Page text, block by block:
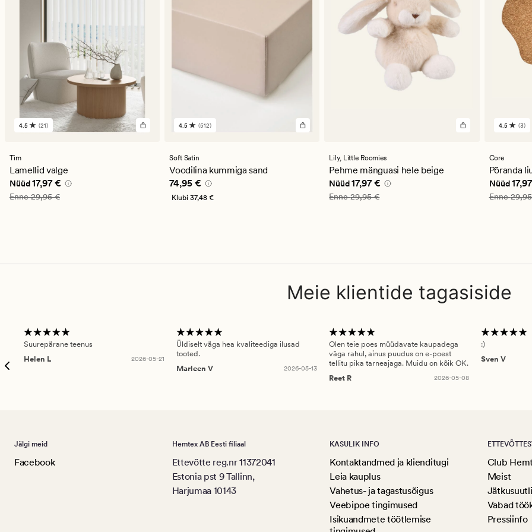
21
hinnanguga
4.5
4.5 (21)
Tim
Lamellid valge
Nåværende pris_ee
Nüüd17,97 €
Vanlig pris_ee
Enne29,95 €
512
hinnanguga
4.5
4.5 (512)
Soft Satin
Voodilina kummiga sand
Pris_ee 74,95 €
74,95 €
Klubi37,48 €
Lily, Little Roomies
Pehme mänguasi hele beige
Nåværende pris_ee
Nüüd 17,97 €
Vanlig pris_ee
Enne29,95 €
3
4.5
4.5 (3)
Core
Põranda
Nüüd
Vanlig
Enne
Meie klientide tagasiside
Suurepärane teenus
Helen L
2026-05-21
Üldiselt väga hea kvaliteediga ilusad
tooted.
Marleen V
2026-05-13
Olen teie poes müüdavate kaupadega
väga rahul, ainus puudus on e-poest
tellitu pika tarneajaga. Muidu on kõik OK.
Reet R
2026-05-08
:)
Sven V
Jälgi meid
Facebook
Hemtex AB Eesti filiaal
Ettevõtte reg.nr 11372041
Estonia pst 9 Tallinn,
Harjumaa 10143
KASULIK INFO
Kontaktandmed ja klienditugi
Leia kauplus
Vahetus- ja tagastusõigus
Veebipoe tingimused
Isikuandmete töötlemise
Club
Meist
Vabad
Pressiinfo